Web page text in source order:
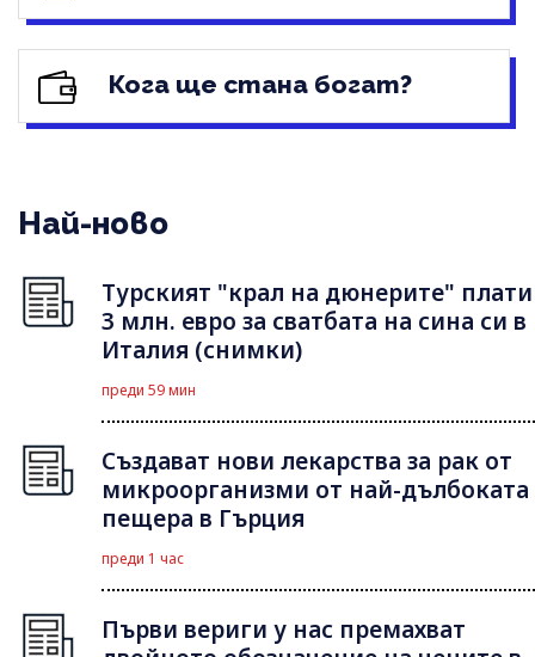
Кога ще стана богат?
Най-ново
Турският "крал на дюнерите" плати
3 млн. евро за сватбата на сина си в
Италия (снимки)
преди 59 мин
Създават нови лекарства за рак от
микроорганизми от най-дълбоката
пещера в Гърция
преди 1 час
Първи вериги у нас премахват